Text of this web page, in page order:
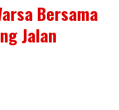
Bersama
Jalan